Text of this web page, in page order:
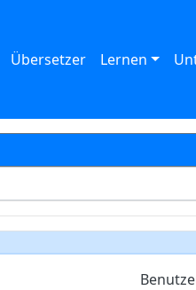
Übersetzer Lernen